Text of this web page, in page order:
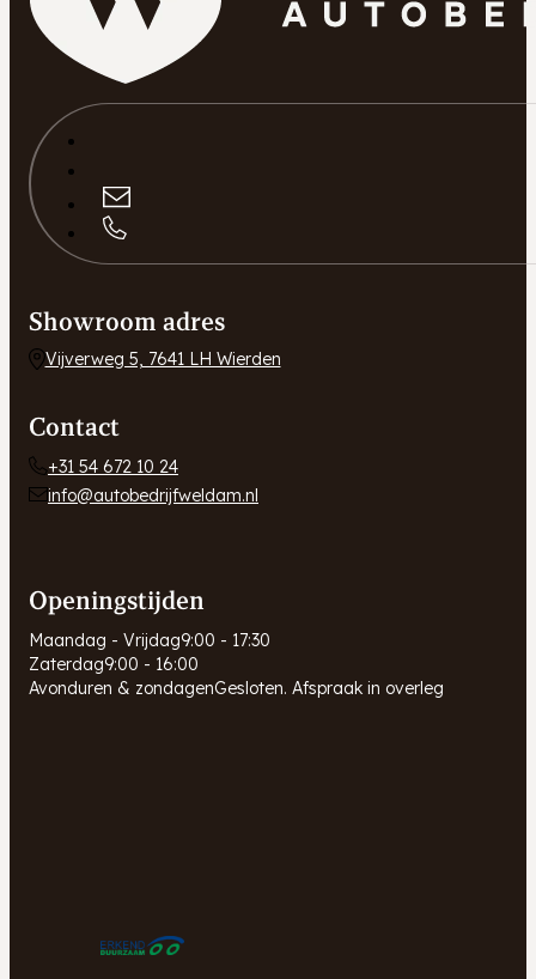
Showroom adres
Vijverweg 5, 7641 LH Wierden
Contact
+31 54 672 10 24
info@autobedrijfweldam.nl
Openingstijden
Maandag - Vrijdag9:00 - 17:30
Zaterdag9:00 - 16:00
Avonduren & zondagenGesloten. Afspraak in overleg